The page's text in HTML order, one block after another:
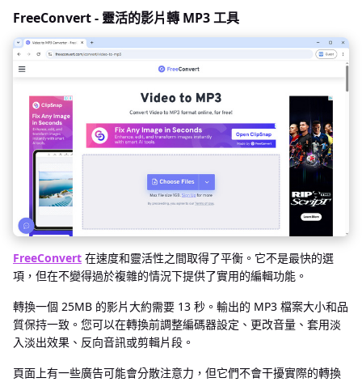
FreeConvert - 靈活的影片轉 MP3 工具
FreeConvert 在速度和靈活性之間取得了平衡。它不是最快的選
項，但在不變得過於複雜的情況下提供了實用的編輯功能。
轉換一個 25MB 的影片大約需要 13 秒。輸出的 MP3 檔案大小和品
質保持一致。您可以在轉換前調整編碼器設定、更改音量、套用淡
入淡出效果、反向音訊或剪輯片段。
頁面上有一些廣告可能會分散注意力，但它們不會干擾實際的轉換